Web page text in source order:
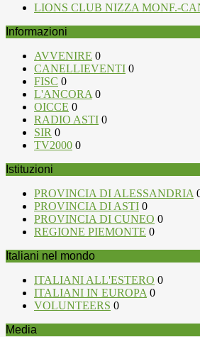
LIONS CLUB NIZZA MONF.-
Informazioni
AVVENIRE 0
CANELLIEVENTI 0
FISC 0
L'ANCORA 0
OICCE 0
RADIO ASTI 0
SIR 0
TV2000 0
Istituzioni
PROVINCIA DI ALESSANDRIA
PROVINCIA DI ASTI 0
PROVINCIA DI CUNEO 0
REGIONE PIEMONTE 0
Italiani nel mondo
ITALIANI ALL'ESTERO 0
ITALIANI IN EUROPA 0
VOLUNTEERS 0
Media